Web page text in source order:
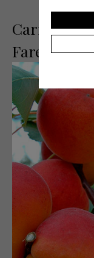
Carmingo®
Farely (cov)